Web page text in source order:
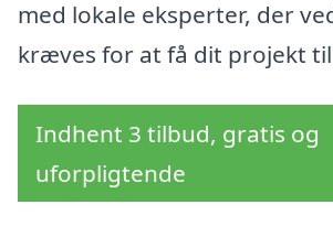
med lokale eksperter, der
kræves for at få dit projekt til
Indhent 3 tilbud, gratis og
uforpligtende